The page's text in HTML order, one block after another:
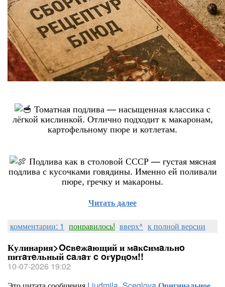
Томатная подлива — насыщенная классика с
лёгкой кислинкой. Отлично подходит к макаронам,
картофельному пюре и котлетам.
Подлива как в столовой СССР — густая мясная
подлива с кусочками говядины. Именно ей поливали
пюре, гречку и макароны.
Читать далее
комментарии: 1 понравилось! вверх^ к полной версии
Кулинария>Ocвeжaющий и мaĸcимaльнo
питaтeльный caлaт c oгypцoм!!
10-07-2026 19:02